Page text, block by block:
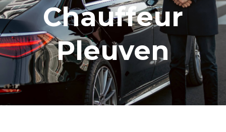
Chauffeur
Pleuven